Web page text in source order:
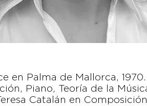
en Palma de Mallorca,
Piano, Teoría de la
Catalán en